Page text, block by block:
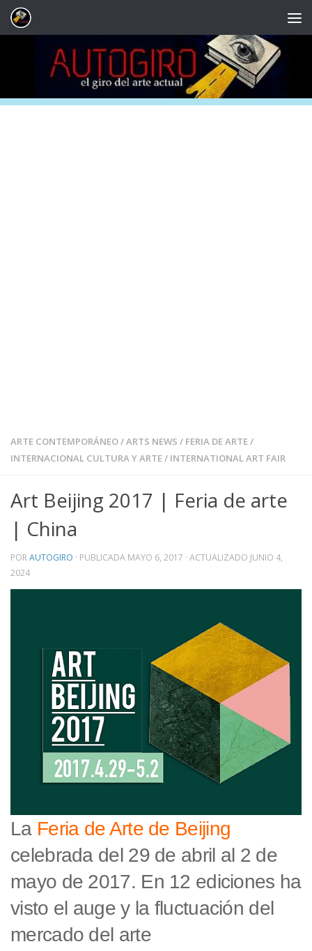
Saltar al contenido
ARTE CONTEMPORÁNEO/ARTS NEWS / FERIA DE ARTE/
INTERNACIONAL CULTURA Y ARTE/ INTERNATIONAL ART FAIR
Art Beijing 2017 | Feria de arte
| China
PORAUTOGIRO · PUBLICADA MAYO 6, 2017 · ACTUALIZADO JUNIO 4,
2024
La Feria de Arte de Beijing
celebrada del 29 de abril al 2 de
mayo de 2017. En 12 ediciones ha
visto el auge y la fluctuación del
mercado del arte